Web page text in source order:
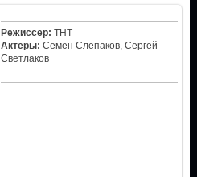
Режиссер: ТНТ
Актеры: Семен Слепаков, Сергей
Светлаков